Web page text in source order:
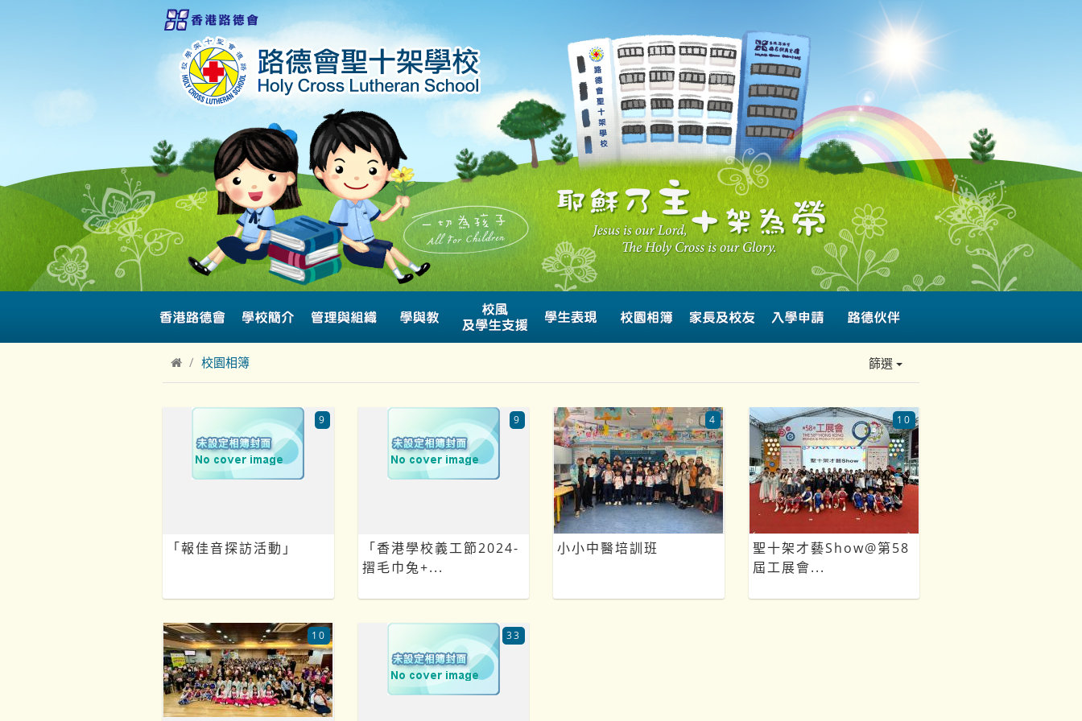
校園相簿 篩選
「報佳音探訪活動」
9
「香港學校義工節2024-
摺毛巾兔+...
9
小小中醫培訓班
4
聖十架才藝Show@第58
屆工展會...
10
10 33